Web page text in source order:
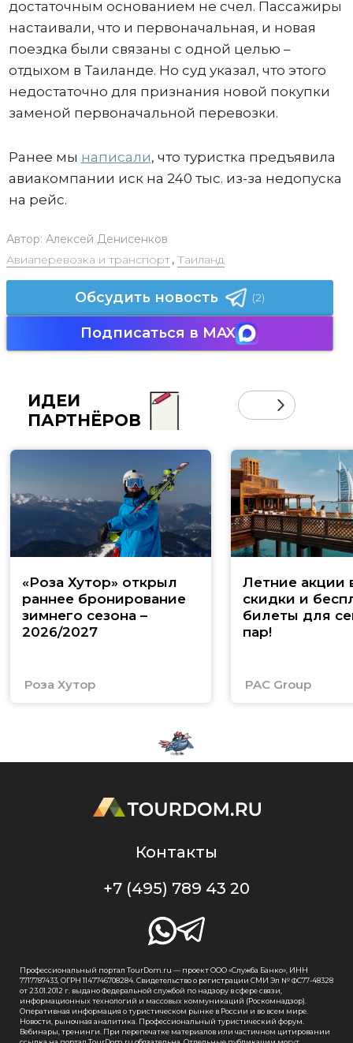
достаточным основанием не счел. Пассажиры
настаивали, что и первоначальная, и новая
поездка были связаны с одной целью –
отдыхом в Таиланде. Но суд указал, что этого
недостаточно для признания новой покупки
заменой первоначальной перевозки.
Ранее мы написали, что туристка предъявила
авиакомпании иск на 240 тыс. из-за недопуска
на рейс.
Автор: Алексей Денисенков
Авиаперевозка и транспорт, Таиланд
Обсудить новость (2)
Подписаться в MAX
ИДЕИ
ПАРТНЁРОВ
«Роза Хутор» открыл
раннее бронирование
зимнего сезона –
2026/2027
Роза Хутор
Летние акции
скидки и
билеты для
пар!
PAC Group
Контакты
+7 (495) 789 43 20
Профессиональный портал TourDom.ru — проект ООО «Служба Банко», ИНН
7717787433, ОГРН 1147746708284. Свидетельство о регистрации СМИ Эл № ФС77-48328
от 23.01.2012 г. выдано Федеральной службой по надзору в сфере связи,
информационных технологий и массовых коммуникаций (Роскомнадзор).
Оперативная информация о туристическом рынке в России и во всем мире.
Новости, рыночная аналитика. Профессиональный туристический форум.
Вебинары, тренинги. При перепечатке материалов или частичном цитировании